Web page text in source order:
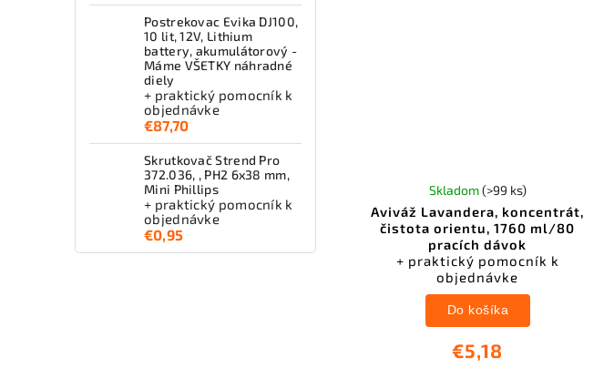
Postrekovac Evika DJ100,
10 lit, 12V, Lithium
battery, akumulátorový -
Máme VŠETKY náhradné
diely
+ praktický pomocník k
objednávke
€87,70
Skrutkovač Strend Pro
372.036, , PH2 6x38 mm,
Mini Phillips
+ praktický pomocník k
objednávke
€0,95
Aviváž Lavandera, koncentrát,
čistota orientu, 1760 ml/80
pracích dávok
+ praktický pomocník k
objednávke
Skladom(>99 ks)
€5,18
Do košíka